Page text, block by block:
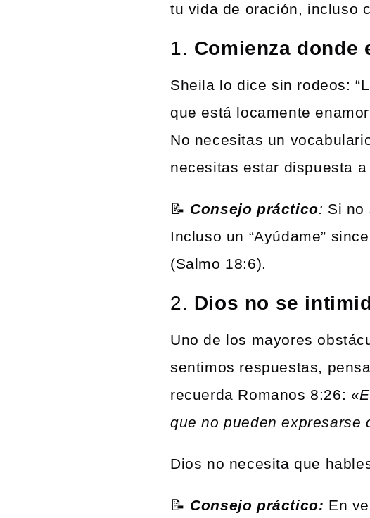
tu vida de oración, incluso
1. Comienza donde
Sheila lo dice sin rodeos:
que está locamente
No necesitas un
necesitas estar dispuesta
📝 Consejo práctico: Si no
Incluso un “Ayúdame”
(Salmo 18:6).
2. Dios no se
Uno de los mayores
sentimos respuestas,
recuerda Romanos 8:26:
que no pueden expresarse
Dios no necesita que
📝 Consejo práctico: En